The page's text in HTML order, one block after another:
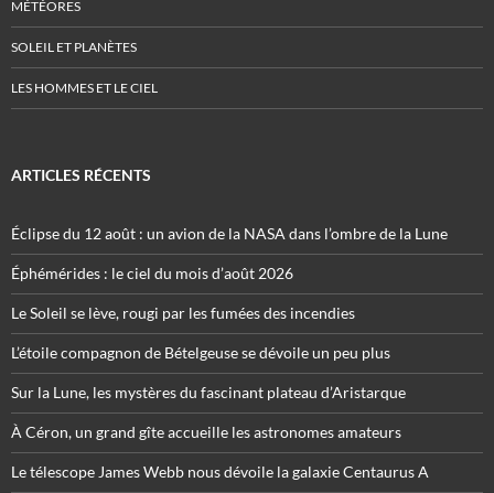
MÉTÉORES
SOLEIL ET PLANÈTES
LES HOMMES ET LE CIEL
ARTICLES RÉCENTS
Éclipse du 12 août : un avion de la NASA dans l’ombre de la Lune
Éphémérides : le ciel du mois d’août 2026
Le Soleil se lève, rougi par les fumées des incendies
L’étoile compagnon de Bételgeuse se dévoile un peu plus
Sur la Lune, les mystères du fascinant plateau d’Aristarque
À Céron, un grand gîte accueille les astronomes amateurs
Le télescope James Webb nous dévoile la galaxie Centaurus A